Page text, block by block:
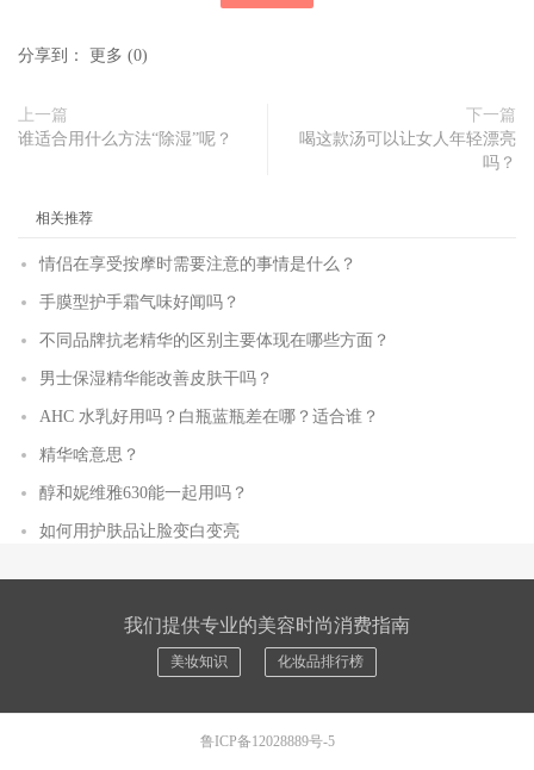
分享到： 更多 (0)
上一篇
谁适合用什么方法“除湿”呢？
下一篇
喝这款汤可以让女人年轻漂亮
吗？
相关推荐
情侣在享受按摩时需要注意的事情是什么？
手膜型护手霜气味好闻吗？
不同品牌抗老精华的区别主要体现在哪些方面？
男士保湿精华能改善皮肤干吗？
AHC 水乳好用吗？白瓶蓝瓶差在哪？适合谁？
精华啥意思？
醇和妮维雅630能一起用吗？
如何用护肤品让脸变白变亮
我们提供专业的美容时尚消费指南
美妆知识 化妆品排行榜
鲁ICP备12028889号-5